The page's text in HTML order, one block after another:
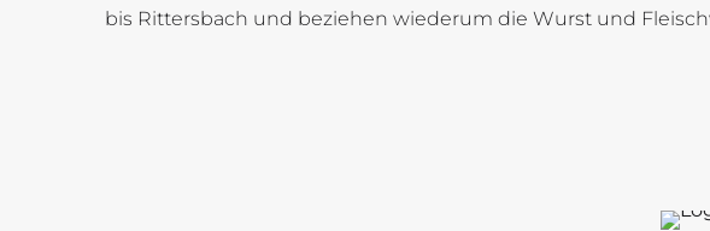
bis Rittersbach und beziehen wiederum die Wurst und